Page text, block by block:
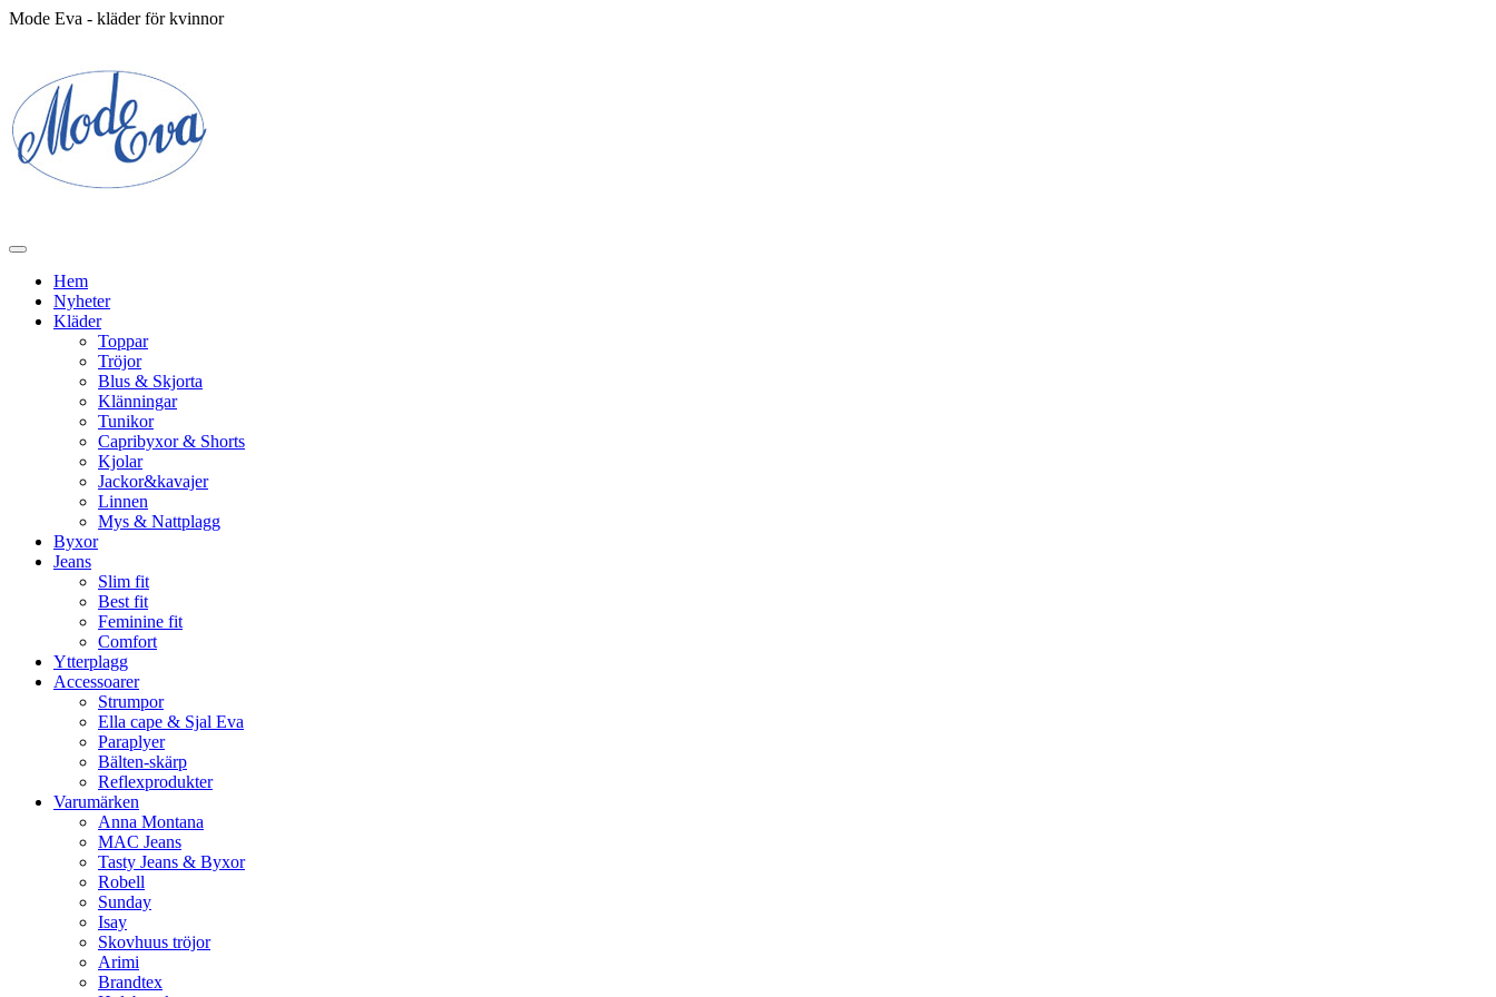
Mode Eva - kläder för kvinnor
Hem
Nyheter
Kläder
Toppar
Tröjor
Blus & Skjorta
Klänningar
Tunikor
Capribyxor & Shorts
Kjolar
Jackor&kavajer
Linnen
Mys & Nattplagg
Byxor
Jeans
Slim fit
Best fit
Feminine fit
Comfort
Ytterplagg
Accessoarer
Strumpor
Ella cape & Sjal Eva
Paraplyer
Bälten-skärp
Reflexprodukter
Varumärken
Anna Montana
MAC Jeans
Tasty Jeans & Byxor
Robell
Sunday
Isay
Skovhuus tröjor
Arimi
Brandtex